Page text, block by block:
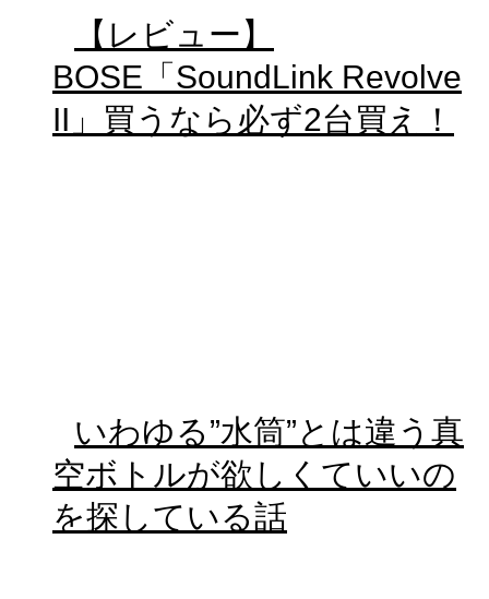
【レビュー】
BOSE「SoundLink Revolve
II」買うなら必ず2台買え！
いわゆる”水筒”とは違う真
空ボトルが欲しくていいの
を探している話